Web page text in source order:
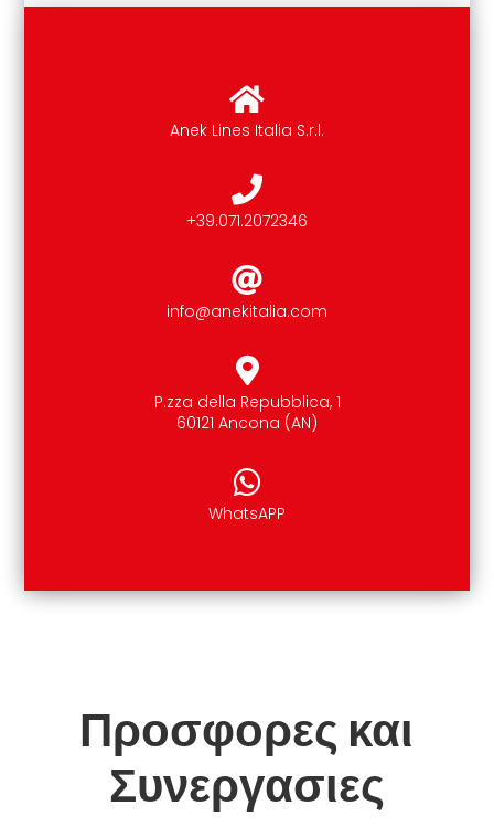
Anek Lines Italia S.r.l.
+39.071.2072346
info@anekitalia.com
P.zza della Repubblica, 1
60121 Ancona (AN)
WhatsAPP
Προσφορες και
Συνεργασιες